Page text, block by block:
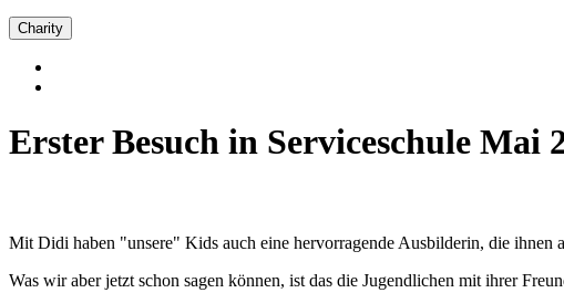
Charity
Erster Besuch in Serviceschule Mai
Mit Didi haben "unsere" Kids auch eine hervorragende Ausbilderin, die
Was wir aber jetzt schon sagen können, ist das die Jugendlichen mit ihrer